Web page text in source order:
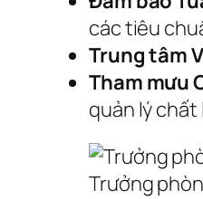
các tiêu
Trung tâm
Tham mưu
quản lý chất
Trưởng